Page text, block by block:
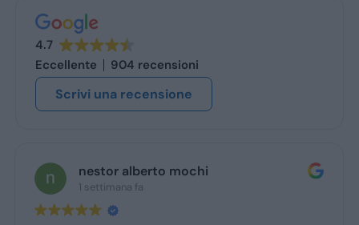
4.7
Eccellente
904 recensioni
Scrivi una recensione
nestor alberto mochi
1 settimana fa